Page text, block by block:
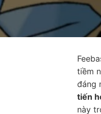
tiềm
đáng
tiến
này